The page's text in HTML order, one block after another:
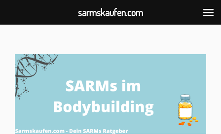
springen
sarmskaufen.com